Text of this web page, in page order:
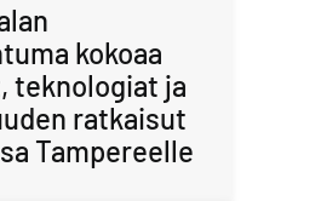
kokoaa
teknologiat ja
ratkaisut
Tampereelle